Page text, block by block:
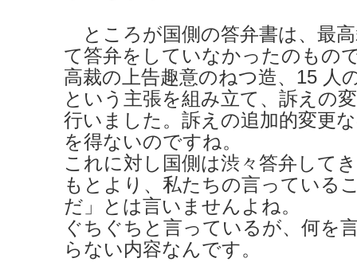
ところが国側の答弁書は、最
て答弁をしていなかったのもの
高裁の上告趣意のねつ造、15 人
という主張を組み立て、訴えの
行いました。訴えの追加的変更
を得ないのですね。
これに対し国側は渋々答弁して
もとより、私たちの言っている
だ」とは言いませんよね。
ぐちぐちと言っているが、何を
らない内容なんです。